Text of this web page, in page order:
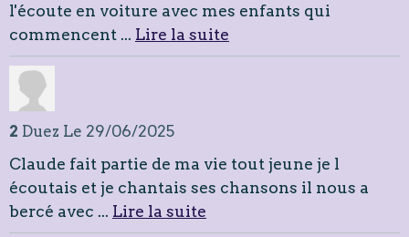
l'écoute en voiture avec mes enfants qui
commencent ... Lire la suite
2 Duez Le 29/06/2025
Claude fait partie de ma vie tout jeune je l
écoutais et je chantais ses chansons il nous a
bercé avec ... Lire la suite